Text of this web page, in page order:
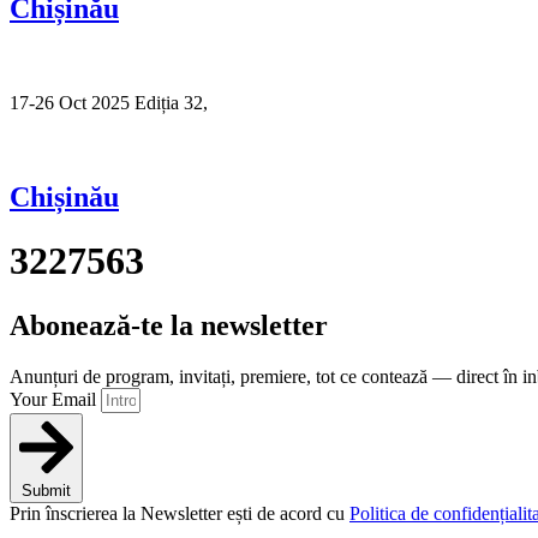
Chișinău
17-26 Oct 2025 Ediția 32,
Chișinău
3227563
Abonează-te la newsletter
Anunțuri de program, invitați, premiere, tot ce contează — direct în
Your Email
Submit
Prin înscrierea la Newsletter ești de acord cu Politica de